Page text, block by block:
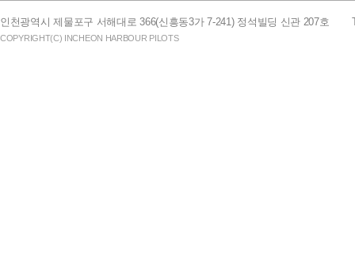
인천광역시 제물포구 서해대로 366(신흥동3가 7-241) 정석빌딩 신관 207호
COPYRIGHT(C) INCHEON HARBOUR PILOTS